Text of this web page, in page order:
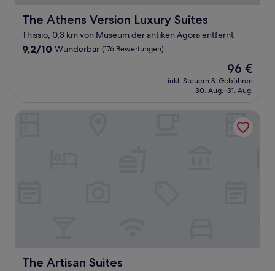
The Athens Version Luxury Suites
The Athens Version Luxury Suites
Thissio, 0,3 km von Museum der antiken Agora entfernt
9.2
9,2/10 Wunderbar (176 Bewertungen)
Der
Preis
beträgt
96 €
inkl. Steuern & Gebühren
30. Aug.–31. Aug.
The Artisan Suites
The Artisan Suites